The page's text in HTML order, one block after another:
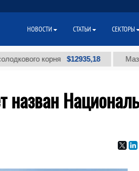
корня $12935,18 Мазут
назван
НОВОСТИ СТАТЬИ СЕКТОРЫ